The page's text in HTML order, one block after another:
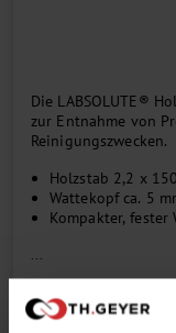
Die LABSOLUTE®
zur Entnahme von
Reinigungszwecken.
Holzstab 2,2 x
Wattekopf ca. 5
Kompakter, fester
...